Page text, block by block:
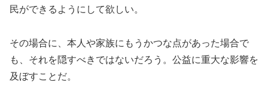
民ができるようにして欲しい。
その場合に、本人や家族にもうかつな点があった場合で
も、それを隠すべきではないだろう。公益に重大な影響を
及ぼすことだ。